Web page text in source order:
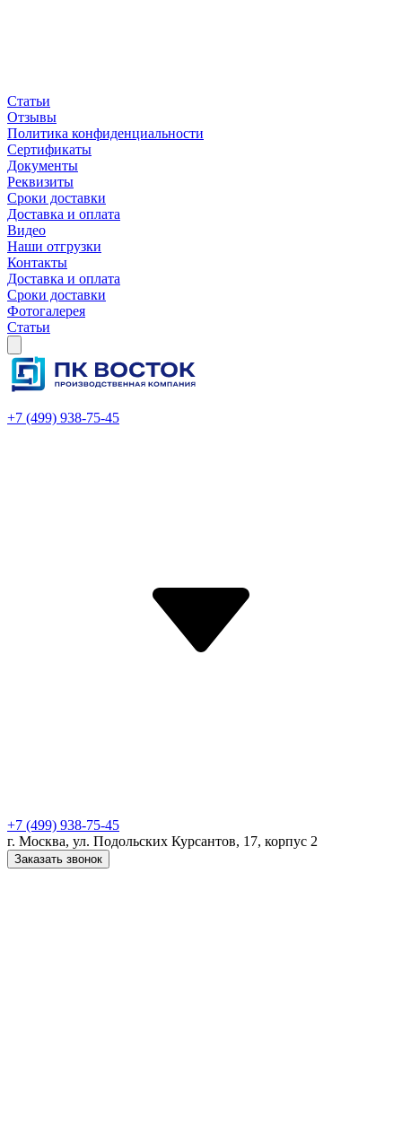
Статьи
Отзывы
Политика конфиденциальности
Сертификаты
Документы
Реквизиты
Сроки доставки
Доставка и оплата
Видео
Наши отгрузки
Контакты
Доставка и оплата
Сроки доставки
Фотогалерея
Статьи
+7 (499) 938-75-45
+7 (499) 938-75-45
г. Москва, ул. Подольских Курсантов, 17, корпус 2
Заказать звонок